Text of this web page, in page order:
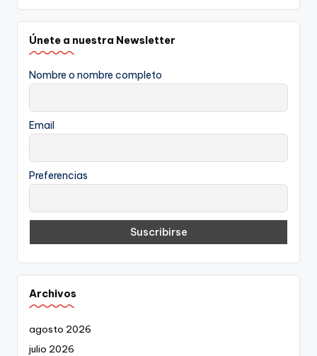
Únete a nuestra Newsletter
Nombre o nombre completo
Email
Preferencias
Archivos
agosto 2026
julio 2026